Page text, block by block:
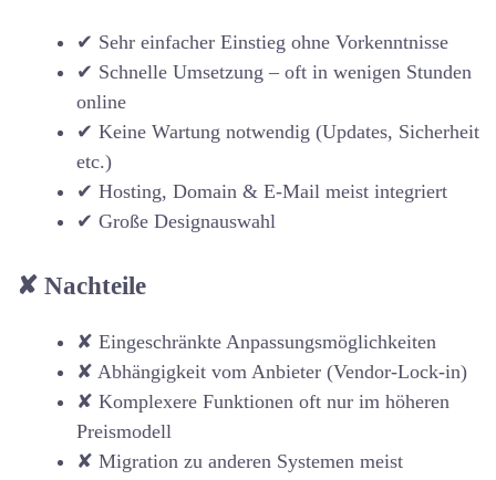
✔ Sehr einfacher Einstieg ohne Vorkenntnisse
✔ Schnelle Umsetzung – oft in wenigen Stunden
online
✔ Keine Wartung notwendig (Updates, Sicherheit
etc.)
✔ Hosting, Domain & E-Mail meist integriert
✔ Große Designauswahl
✘ Nachteile
✘ Eingeschränkte Anpassungsmöglichkeiten
✘ Abhängigkeit vom Anbieter (Vendor-Lock-in)
✘ Komplexere Funktionen oft nur im höheren
Preismodell
✘ Migration zu anderen Systemen meist